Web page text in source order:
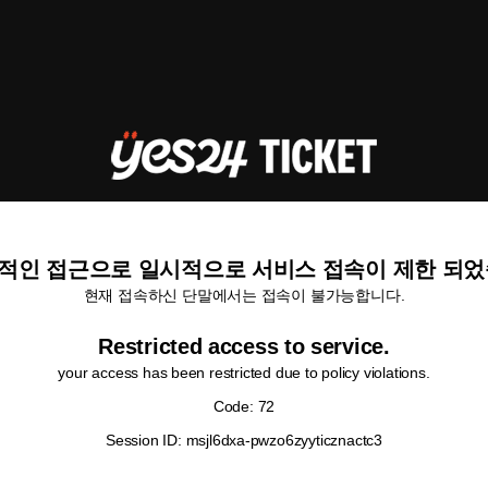
인 접근으로 일시적으로 서비스 접속이 제한 되
현재 접속하신 단말에서는 접속이 불가능합니다.
Restricted access to service.
your access has been restricted due to policy violations.
Code: 72
Session ID: msjl6dxa-pwzo6zyyticznactc3